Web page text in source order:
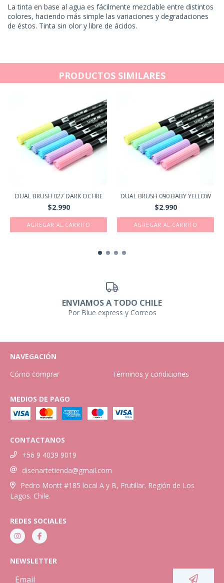
La tinta en base al agua es fácilmente mezclable entre distintos
colores, haciendo más simple las variaciones y degradaciones
de éstos. Tinta sin olor y libre de ácidos.
PRODUCTOS SIMILARES
DUAL BRUSH 027 DARK OCHRE
$2.990
DUAL BRUSH 090 BABY YELLOW
$2.990
ENVIAMOS A TODO CHILE
Por Blue express y Correos
NAVEGACIÓN
Cómo comprar
Términos y condiciones
MEDIOS DE PAGO
CONTACTANOS
+56 9 4039 9019
disenartetienda@gmail.com
Pedro Montt #185 local A y B, Frutillar. Región de Los
Lagos. Chile.
REDES SOCIALES
NEWSLETTER